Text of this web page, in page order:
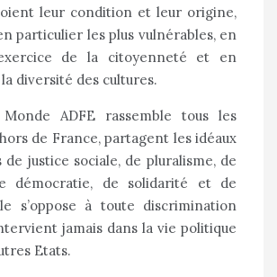
leur condition et leur origine,
particulier les plus vulnérables, en
de la citoyenneté et en
diversité des cultures.
ADFE rassemble tous les
de France, partagent les idéaux
de justice sociale, de pluralisme, de
démocratie, de solidarité et de
s’oppose à toute discrimination
jamais dans la vie politique
Etats.